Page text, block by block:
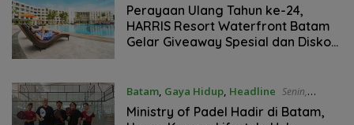
21:02 WIB
Perayaan Ulang Tahun ke-24,
HARRIS Resort Waterfront Batam
Gelar Giveaway Spesial dan Diskon
Batam, Gaya Hidup, Headline Senin,
03/08/2026 - 15:44 WIB
Ministry of Padel Hadir di Batam,